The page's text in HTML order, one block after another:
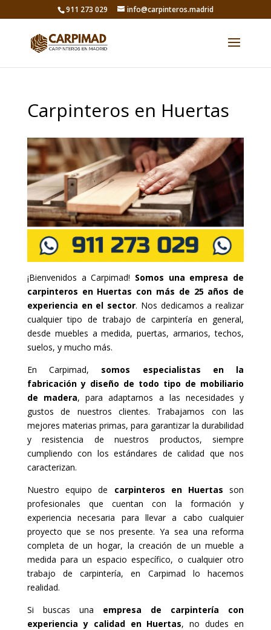
911 273 029 info@carpinteros.madrid
Carpinteros en Huertas
¡Bienvenidos a Carpimad! Somos una empresa de
carpinteros en Huertas con más de 25 años de
experiencia en el sector. Nos dedicamos a realizar
cualquier tipo de trabajo de carpintería en general,
desde muebles a medida, puertas, armarios, techos,
suelos, y mucho más.
En Carpimad, somos especialistas en la
fabricación y diseño de todo tipo de mobiliario
de madera, para adaptarnos a las necesidades y
gustos de nuestros clientes. Trabajamos con las
mejores materias primas, para garantizar la durabilidad
y resistencia de nuestros productos, siempre
cumpliendo con los estándares de calidad que nos
caracterizan.
Nuestro equipo de carpinteros en Huertasson
profesionales que cuentan con la formación y
experiencia necesaria para llevar a cabo cualquier
proyecto que se nos presente. Ya sea una reforma
completa de un hogar, la creación de un mueble a
medida para un espacio específico, o cualquier otro
trabajo de carpintería, en Carpimad lo hacemos
realidad.
Si buscas una empresa de carpintería con
experiencia y calidad en Huertas, no dudes en